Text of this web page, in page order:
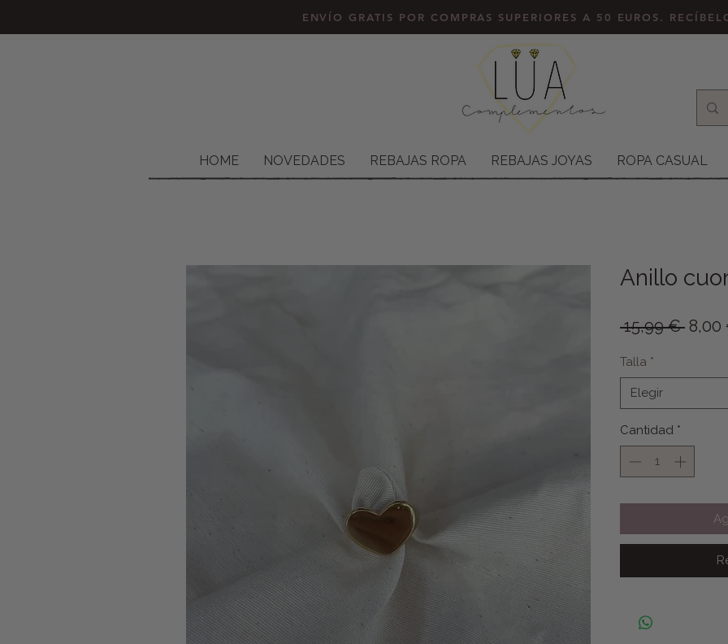
ENVÍO GRATIS POR COMPRAS SUPERIORES A 50 EUROS.
HOME NOVEDADES REBAJAS ROPA REBAJAS JOYAS ROPA CASUAL
Anillo
15,99 € 8,00
Talla *
Elegir
Cantidad *